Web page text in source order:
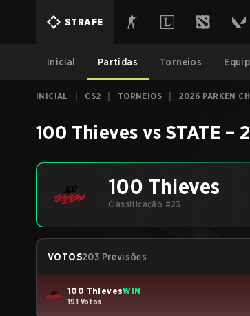
STRAFE
Inicial Partidas Torneios
INICIAL CS2 TORNEIOS 2026 PARKEN
100 Thieves vs STATE –
100 Thieves
Classificação #23
VOTOS203 Previsões
100 ThievesWIN
191 Votos